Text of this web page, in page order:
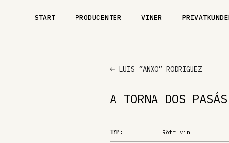
START PRODUCENTER VINER
LUIS ”ANXO” RODRIGUEZ
A TORNA DOS
TYP: Rött vin